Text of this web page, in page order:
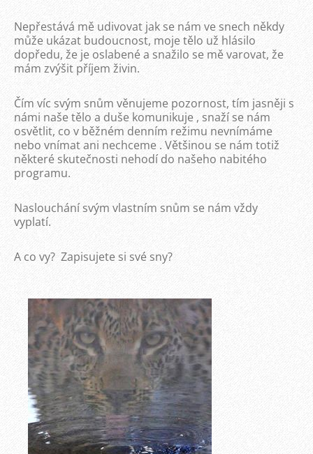
Nepřestává mě udivovat jak se nám ve snech někdy
může ukázat budoucnost, moje tělo už hlásilo
dopředu, že je oslabené a snažilo se mě varovat, že
mám zvýšit příjem živin.
Čím víc svým snům věnujeme pozornost, tím jasněji s
námi naše tělo a duše komunikuje , snaží se nám
osvětlit, co v běžném denním režimu nevnímáme
nebo vnímat ani nechceme . Většinou se nám totiž
některé skutečnosti nehodí do našeho nabitého
programu.
Naslouchání svým vlastním snům se nám vždy
vyplatí.
A co vy? Zapisujete si své sny?